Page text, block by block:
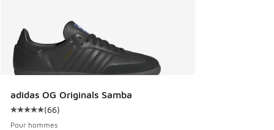
adidas OG Originals Samba
Cote moyenne du client - [5 sur 5 étoiles], 66
(66)
Pour hommes